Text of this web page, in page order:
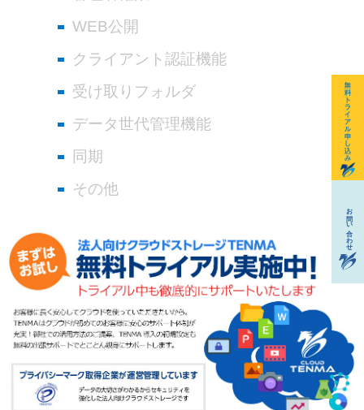
WEB公開
クライアント認証機能
受け取りフォルダ
データ世代管理機能
同期
その他